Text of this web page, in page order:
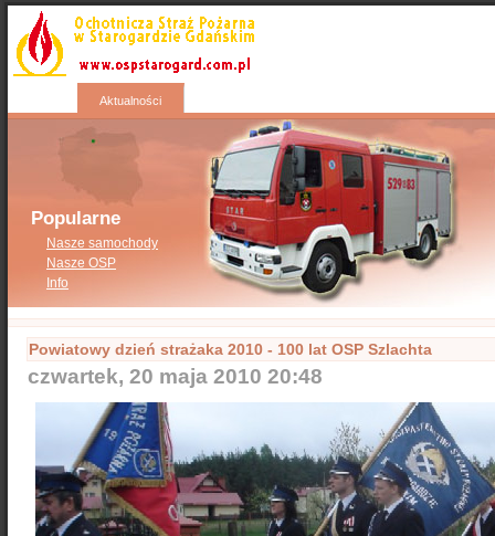
Aktualności
Popularne
Nasze samochody
Nasze OSP
Info
Powiatowy dzień strażaka 2010 - 100 lat OSP Szlachta
czwartek, 20 maja 2010 20:48